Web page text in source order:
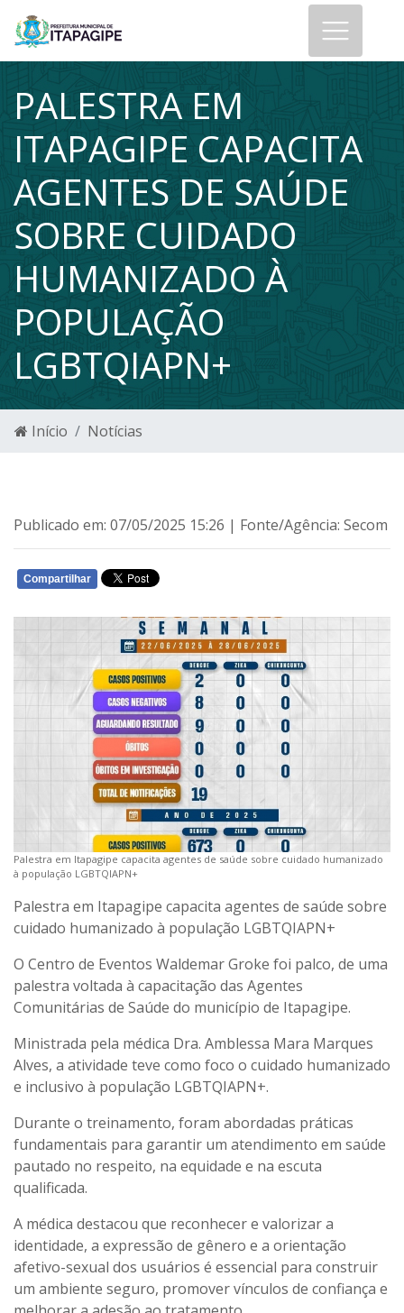
PALESTRA EM
ITAPAGIPE CAPACITA
AGENTES DE SAÚDE
SOBRE CUIDADO
HUMANIZADO À
POPULAÇÃO
LGBTQIAPN+
Início Notícias
Publicado em: 07/05/2025 15:26 | Fonte/Agência: Secom
Compartilhar
Palestra em Itapagipe capacita agentes de saúde sobre cuidado humanizado
à população LGBTQIAPN+
Palestra em Itapagipe capacita agentes de saúde sobre
cuidado humanizado à população LGBTQIAPN+
O Centro de Eventos Waldemar Groke foi palco, de uma
palestra voltada à capacitação das Agentes
Comunitárias de Saúde do município de Itapagipe.
Ministrada pela médica Dra. Amblessa Mara Marques
Alves, a atividade teve como foco o cuidado humanizado
e inclusivo à população LGBTQIAPN+.
Durante o treinamento, foram abordadas práticas
fundamentais para garantir um atendimento em saúde
pautado no respeito, na equidade e na escuta
qualificada.
A médica destacou que reconhecer e valorizar a
identidade, a expressão de gênero e a orientação
afetivo-sexual dos usuários é essencial para construir
um ambiente seguro, promover vínculos de confiança e